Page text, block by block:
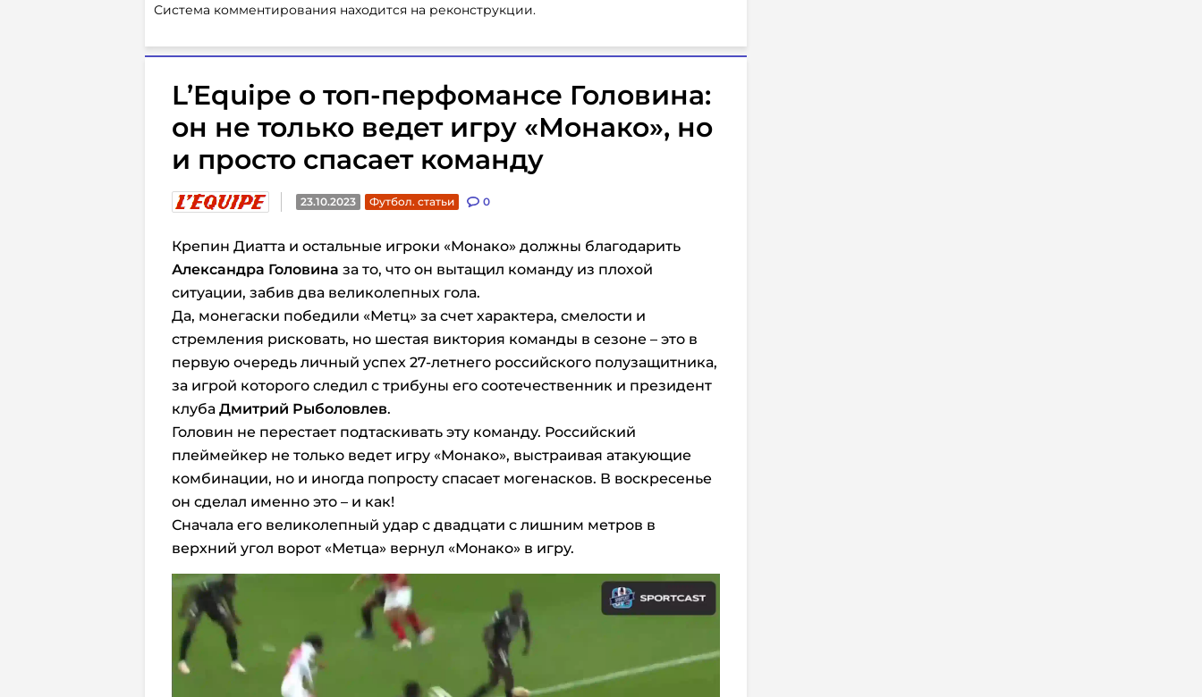
Система комментирования находится на реконструкции.
L’Equipe о топ-перфомансе Головина:
он не только ведет игру «Монако», но
и просто спасает команду
23.10.2023 Футбол. статьи 0
Крепин Диатта и остальные игроки «Монако» должны благодарить
Александра Головина за то, что он вытащил команду из плохой
ситуации, забив два великолепных гола.
Да, монегаски победили «Метц» за счет характера, смелости и
стремления рисковать, но шестая виктория команды в сезоне – это в
первую очередь личный успех 27-летнего российского полузащитника,
за игрой которого следил с трибуны его соотечественник и президент
клуба Дмитрий Рыболовлев.
Головин не перестает подтаскивать эту команду. Российский
плеймейкер не только ведет игру «Монако», выстраивая атакующие
комбинации, но и иногда попросту спасает могенасков. В воскресенье
он сделал именно это – и как!
Сначала его великолепный удар с двадцати с лишним метров в
верхний угол ворот «Метца» вернул «Монако» в игру.